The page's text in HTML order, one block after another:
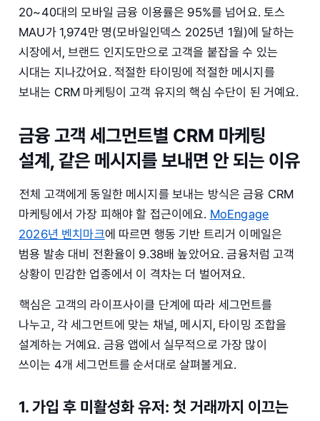
20~40대의 모바일 금융 이용률은 95%를 넘어요. 토스
MAU가 1,974만 명(모바일인덱스 2025년 1월)에 달하는
시장에서, 브랜드 인지도만으로 고객을 붙잡을 수 있는
시대는 지나갔어요. 적절한 타이밍에 적절한 메시지를
보내는 CRM 마케팅이 고객 유지의 핵심 수단이 된 거예요.
금융 고객 세그먼트별 CRM 마케팅
설계, 같은 메시지를 보내면 안 되는 이유
전체 고객에게 동일한 메시지를 보내는 방식은 금융 CRM
마케팅에서 가장 피해야 할 접근이에요. MoEngage
2026년 벤치마크에 따르면 행동 기반 트리거 이메일은
범용 발송 대비 전환율이 9.38배 높았어요. 금융처럼 고객
상황이 민감한 업종에서 이 격차는 더 벌어져요.
핵심은 고객의 라이프사이클 단계에 따라 세그먼트를
나누고, 각 세그먼트에 맞는 채널, 메시지, 타이밍 조합을
설계하는 거예요. 금융 앱에서 실무적으로 가장 많이
쓰이는 4개 세그먼트를 순서대로 살펴볼게요.
1. 가입 후 미활성화 유저: 첫 거래까지 이끄는